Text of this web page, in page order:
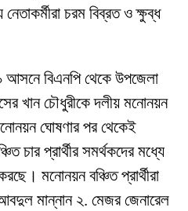
চরম বিব্রত ও ক্ষুব্ধ
আসনে বিএনপি থেকে উপজেলা
খান চৌধুরীকে দলীয় মনোনয়ন
ঘোষণার পর থেকেই
চার প্রার্থীর সমর্থকদের মধ্যে
মনোনয়ন বঞ্চিত প্রার্থীরা
মান্নান ২. মেজর জেনারেল